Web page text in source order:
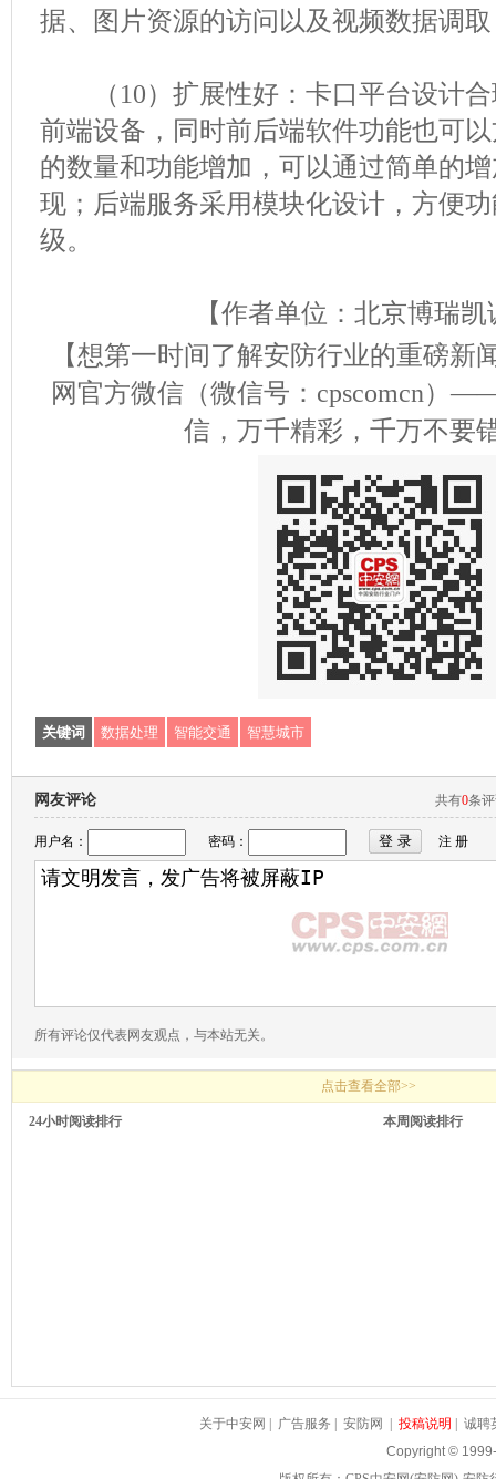
据、图片资源的访问以及视频数据调
（10）扩展性好：卡口平台设计合
前端设备，同时前后端软件功能也可
的数量和功能增加，可以通过简单的
现；后端服务采用模块化设计，方便
级。
【作者单位：北京博瑞凯
【想第一时间了解安防行业的重磅新
网官方微信（微信号：cpscomcn）
信，万千精彩，千万不要
关键词 数据处理 智能交通 智慧城市
网友评论 共有0条
用户名： 密码： 注 册
所有评论仅代表网友观点，与本站无关。
点击查看全部>>
24小时阅读排行 本周阅读排行
关于中安网 广告服务 安防网 投稿说明
诚聘
Copyright © 1999-